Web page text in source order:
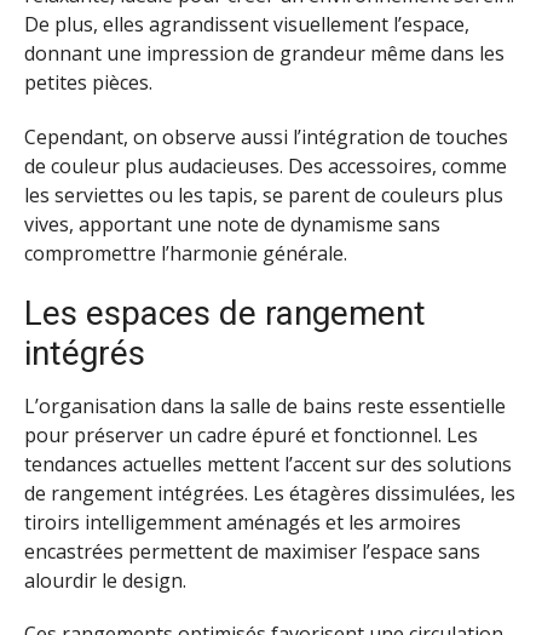
De plus, elles agrandissent visuellement l’espace,
donnant une impression de grandeur même dans les
petites pièces.
Cependant, on observe aussi l’intégration de touches
de couleur plus audacieuses. Des accessoires, comme
les serviettes ou les tapis, se parent de couleurs plus
vives, apportant une note de dynamisme sans
compromettre l’harmonie générale.
Les espaces de rangement
intégrés
L’organisation dans la salle de bains reste essentielle
pour préserver un cadre épuré et fonctionnel. Les
tendances actuelles mettent l’accent sur des solutions
de rangement intégrées. Les étagères dissimulées, les
tiroirs intelligemment aménagés et les armoires
encastrées permettent de maximiser l’espace sans
alourdir le design.